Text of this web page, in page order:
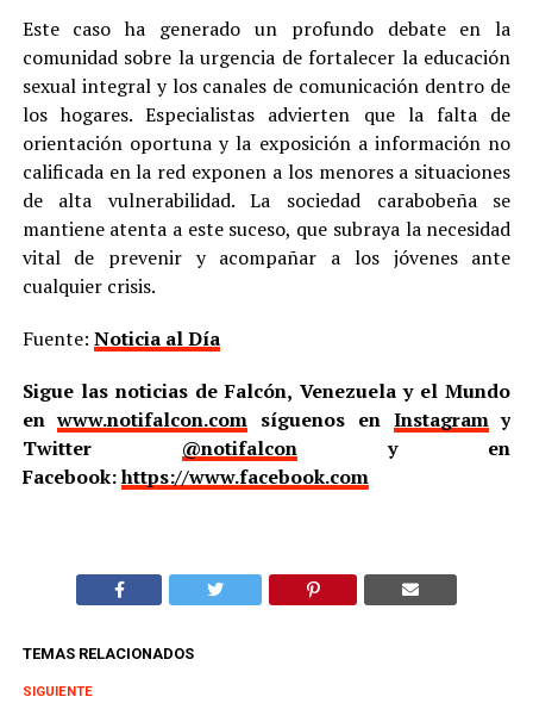
Este caso ha generado un profundo debate en la
comunidad sobre la urgencia de fortalecer la educación
sexual integral y los canales de comunicación dentro de
los hogares. Especialistas advierten que la falta de
orientación oportuna y la exposición a información no
calificada en la red exponen a los menores a situaciones
de alta vulnerabilidad. La sociedad carabobeña se
mantiene atenta a este suceso, que subraya la necesidad
vital de prevenir y acompañar a los jóvenes ante
cualquier crisis.
Fuente: Noticia al Día
Sigue las noticias de Falcón, Venezuela y el Mundo
enwww.notifalcon.com síguenos en Instagramy
Twitter @notifalcony en
Facebook:https://www.facebook.com
TEMAS RELACIONADOS
SIGUIENTE